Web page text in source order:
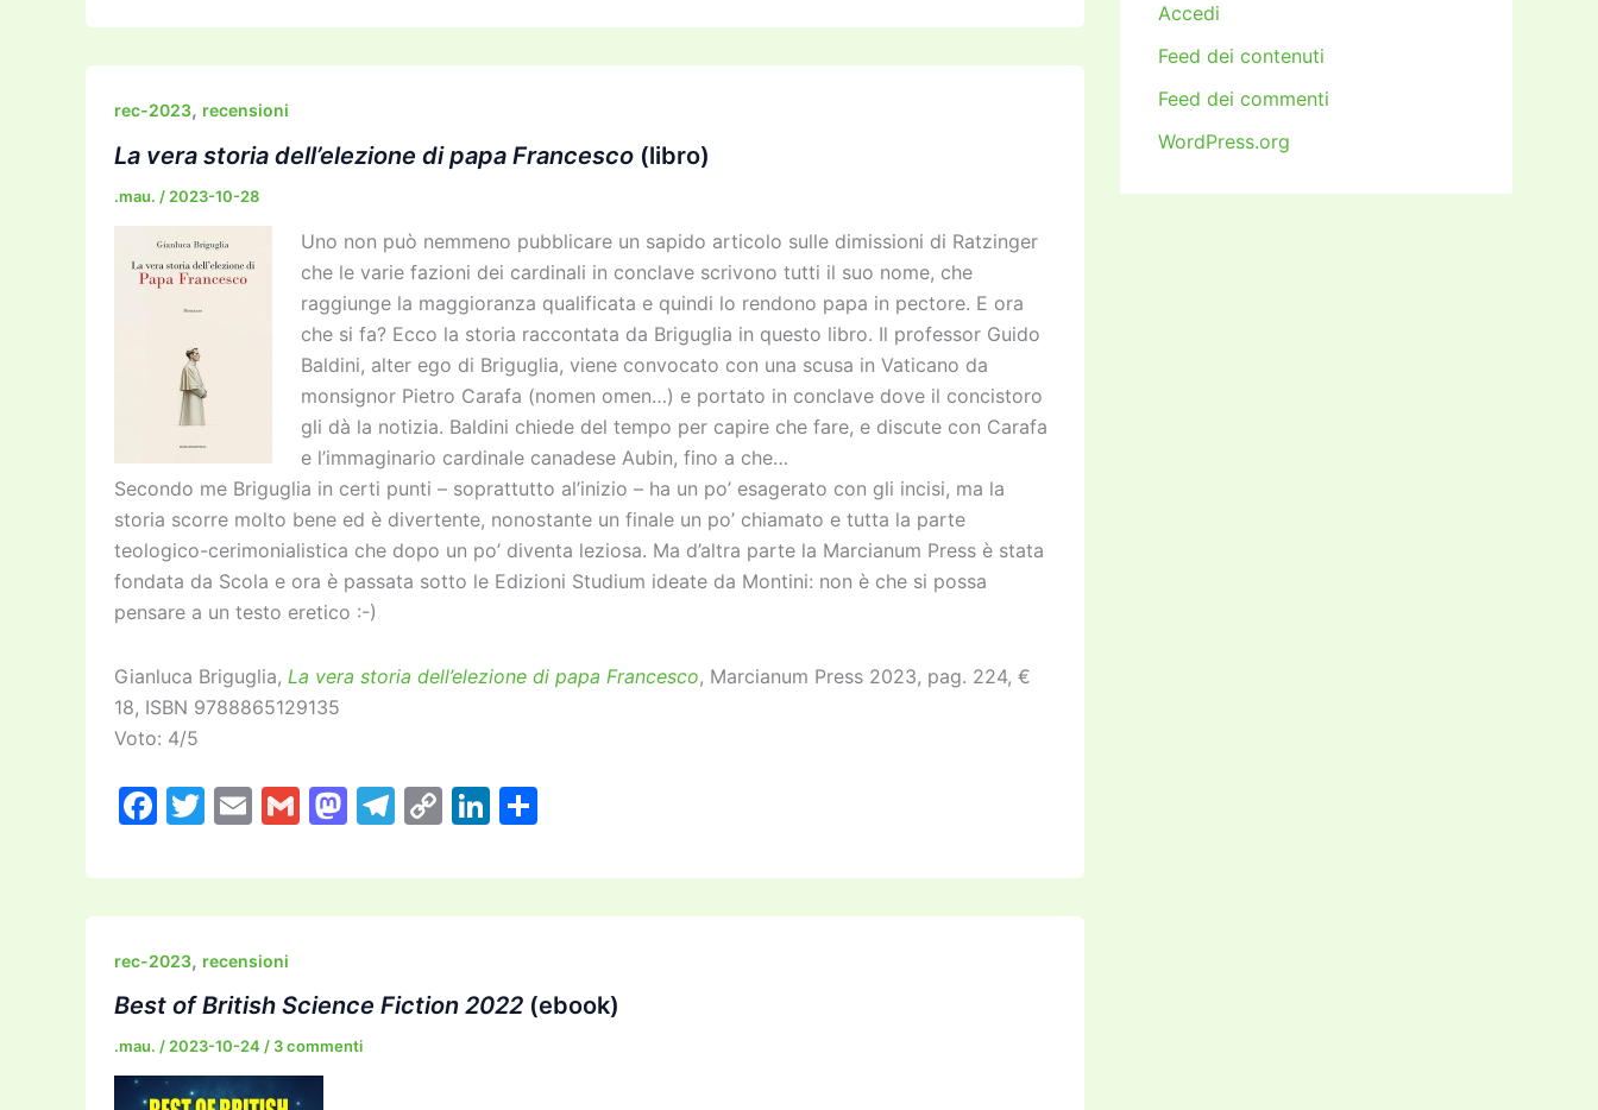
c
e
b
o
o
k
itt
er
ai
l
ai
l
st
o
o
e
gr
m
p
y
n
k
k
e
n
n
di
di
rec-2023, recensioni
La vera storia dell’elezione di papa Francesco (libro)
.mau. / 2023-10-28
Uno non può nemmeno pubblicare un sapido articolo sulle dimissioni di Ratzinger
che le varie fazioni dei cardinali in conclave scrivono tutti il suo nome, che
raggiunge la maggioranza qualificata e quindi lo rendono papa in pectore. E ora
che si fa? Ecco la storia raccontata da Briguglia in questo libro. Il professor Guido
Baldini, alter ego di Briguglia, viene convocato con una scusa in Vaticano da
monsignor Pietro Carafa (nomen omen…) e portato in conclave dove il concistoro
gli dà la notizia. Baldini chiede del tempo per capire che fare, e discute con Carafa
e l’immaginario cardinale canadese Aubin, fino a che…
Secondo me Briguglia in certi punti – soprattutto al’inizio – ha un po’ esagerato con gli incisi, ma la
storia scorre molto bene ed è divertente, nonostante un finale un po’ chiamato e tutta la parte
teologico-cerimonialistica che dopo un po’ diventa leziosa. Ma d’altra parte la Marcianum Press è stata
fondata da Scola e ora è passata sotto le Edizioni Studium ideate da Montini: non è che si possa
pensare a un testo eretico :-)
Gianluca Briguglia, La vera storia dell’elezione di papa Francesco, Marcianum Press 2023, pag. 224, €
18, ISBN 9788865129135
Voto: 4/5
F
c
e
b
o
o
k
T
itt
er
E
ai
l
G
ai
l
M
st
o
o
n
T
e
gr
m
C
p
y
n
Li
k
e
n
n
di
di
rec-2023, recensioni
Best of British Science Fiction 2022 (ebook)
.mau. /2023-10-24 / 3 commenti
Accedi
Feed dei contenuti
Feed dei commenti
WordPress.org